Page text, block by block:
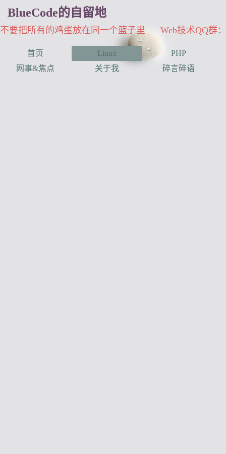
BlueCode的自留地
不要把所有的鸡蛋放在同一个篮子里 Web技术QQ群：
首页 Linux
PHP
网事&焦点
关于我 碎言碎语